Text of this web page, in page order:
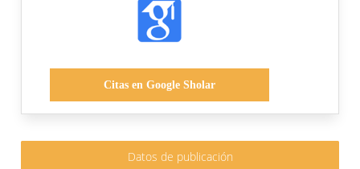
Citas en Google Sholar
Datos de publicación